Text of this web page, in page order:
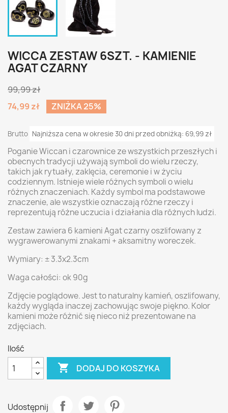
WICCA ZESTAW 6SZT. - KAMIENIE
AGAT CZARNY
99,99 zł
74,99 zł
ZNIŻKA 25%
Brutto Najniższa cena w okresie 30 dni przed obniżką: 69,99 zł
Poganie Wiccan i czarownice ze wszystkich przeszłych i
obecnych tradycji używają symboli do wielu rzeczy,
takich jak rytuały, zaklęcia, ceremonie i w życiu
codziennym. Istnieje wiele różnych symboli o wielu
różnych znaczeniach. Każdy symbol ma podstawowe
znaczenie, ale wszystkie oznaczają różne rzeczy i
reprezentują różne uczucia i działania dla różnych ludzi.
Zestaw zawiera 6 kamieni Agat czarny oszlifowany z
wygrawerowanymi znakami + aksamitny woreczek.
Wymiary: ± 3.3x2.3cm
Waga całości: ok 90g
Zdjęcie poglądowe. Jest to naturalny kamień, oszlifowany,
każdy wygląda inaczej zachowując swoje piękno. Kolor
kamieni może różnić się nieco niż prezentowane na
zdjęciach.
Ilość
 DODAJ DO KOSZYKA
Udostępnij